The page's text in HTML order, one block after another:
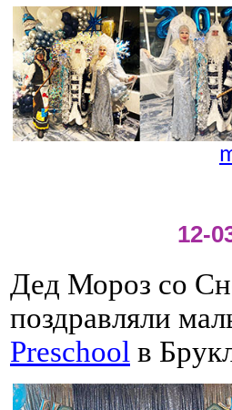
12-
Дед Мороз со
поздравляли
Preschool в